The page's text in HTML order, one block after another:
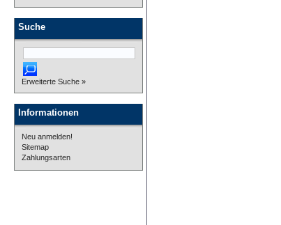
Suche
Erweiterte Suche »
Informationen
Neu anmelden!
Sitemap
Zahlungsarten